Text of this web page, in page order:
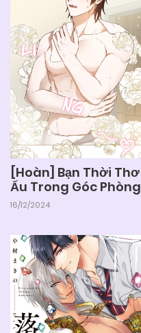
[Hoàn] Bạn Thời Thơ
Ấu Trong Góc Phòng
16/12/2024